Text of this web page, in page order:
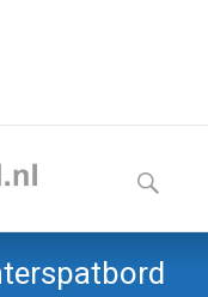
to
content
Zoeken
naar: